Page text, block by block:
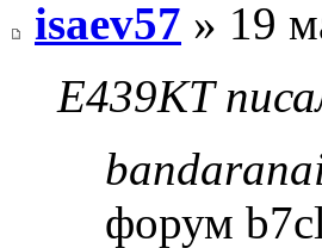
isaev57 » 19
E439KT
форум